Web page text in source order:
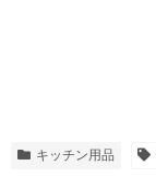
キッチン用品